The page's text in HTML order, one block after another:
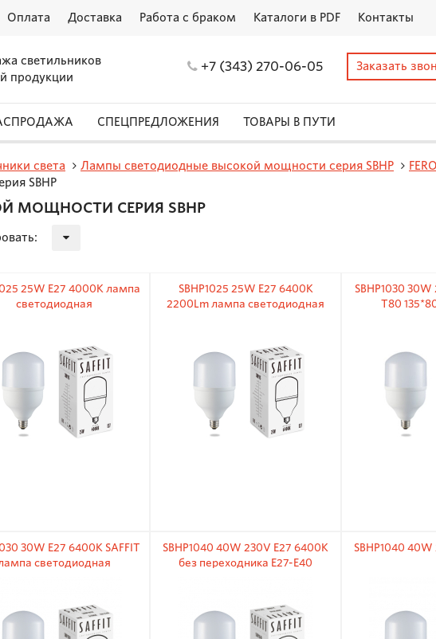
Оплата Доставка Работа с браком Каталоги в PDF Контакты
светильников
продукции
+7 (343) 270-06-05 Заказать
СПЕЦПРЕДЛОЖЕНИЯ ТОВАРЫ В ПУТИ
света Лампы светодиодные высокой мощности серия SBHP
SBHP
МОЩНОСТИ СЕРИЯ SBHP
25W E27 4000K лампа
светодиодная
SBHP1025 25W E27 6400K
2200Lm лампа светодиодная
SBHP1030
T80
30W E27 6400K SAFFIT
светодиодная
SBHP1040 40W 230V E27 6400K
без переходника Е27-Е40
SBHP1040